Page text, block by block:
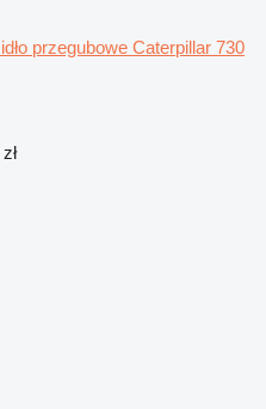
przegubowe Caterpillar 730